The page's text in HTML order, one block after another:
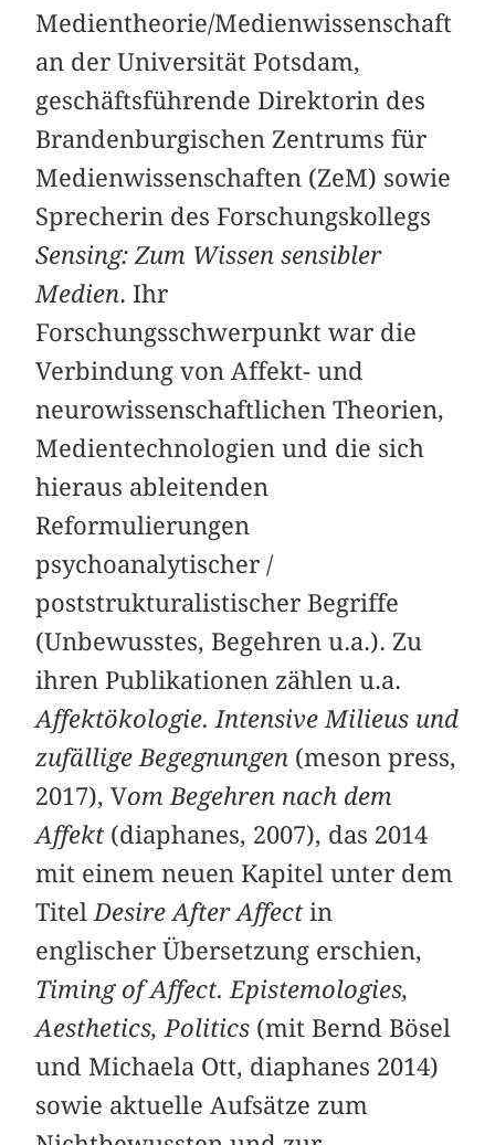
Medientheorie/Medienwissenschaft
an der Universität Potsdam,
geschäftsführende Direktorin des
Brandenburgischen Zentrums für
Medienwissenschaften (ZeM) sowie
Sprecherin des Forschungskollegs
Sensing: Zum Wissen sensibler
Medien. Ihr
Forschungsschwerpunkt war die
Verbindung von Affekt- und
neurowissenschaftlichen Theorien,
Medientechnologien und die sich
hieraus ableitenden
Reformulierungen
psychoanalytischer /
poststrukturalistischer Begriffe
(Unbewusstes, Begehren u.a.). Zu
ihren Publikationen zählen u.a.
Affektökologie. Intensive Milieus und
zufällige Begegnungen (meson press,
2017), Vom Begehren nach dem
Affekt (diaphanes, 2007), das 2014
mit einem neuen Kapitel unter dem
Titel Desire After Affectin
englischer Übersetzung erschien,
Timing of Affect. Epistemologies,
Aesthetics, Politics (mit Bernd Bösel
und Michaela Ott, diaphanes 2014)
sowie aktuelle Aufsätze zum